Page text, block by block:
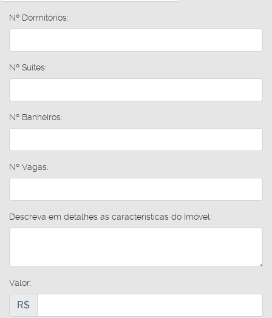
Nº Dormitórios:
Nº Suítes:
Nº Banheiros:
Nº Vagas:
Descreva em detalhes as características do Imóvel:
Valor:
R$